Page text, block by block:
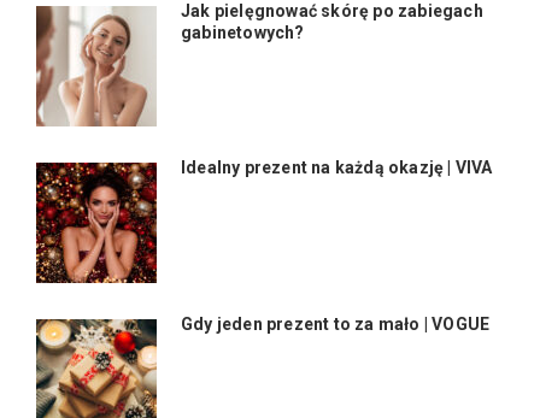
Jak pielęgnować skórę po zabiegach
gabinetowych?
Idealny prezent na każdą okazję | VIVA
Gdy jeden prezent to za mało | VOGUE